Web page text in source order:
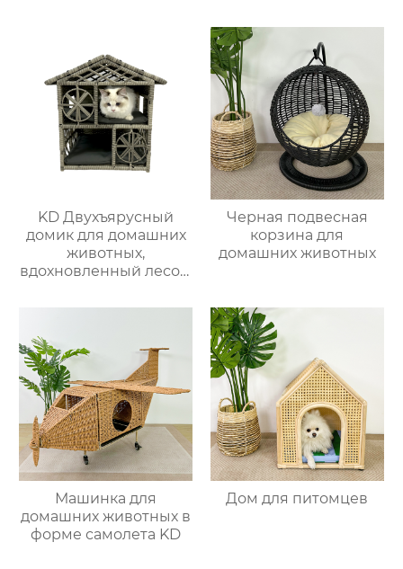
KD Двухъярусный
домик для домашних
животных,
вдохновленный лесом
Черная подвесная
корзина для
домашних животных
Машинка для
домашних животных в
форме самолета KD
Дом для питомцев